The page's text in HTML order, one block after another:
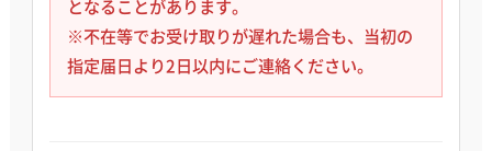
となることがあります。
※不在等でお受け取りが遅れた場合も、当初の
指定届日より2日以内にご連絡ください。